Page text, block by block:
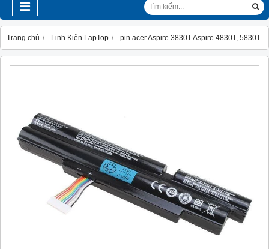
Trang chủ Linh Kiện LapTop pin acer Aspire 3830T Aspire 4830T, 5830T